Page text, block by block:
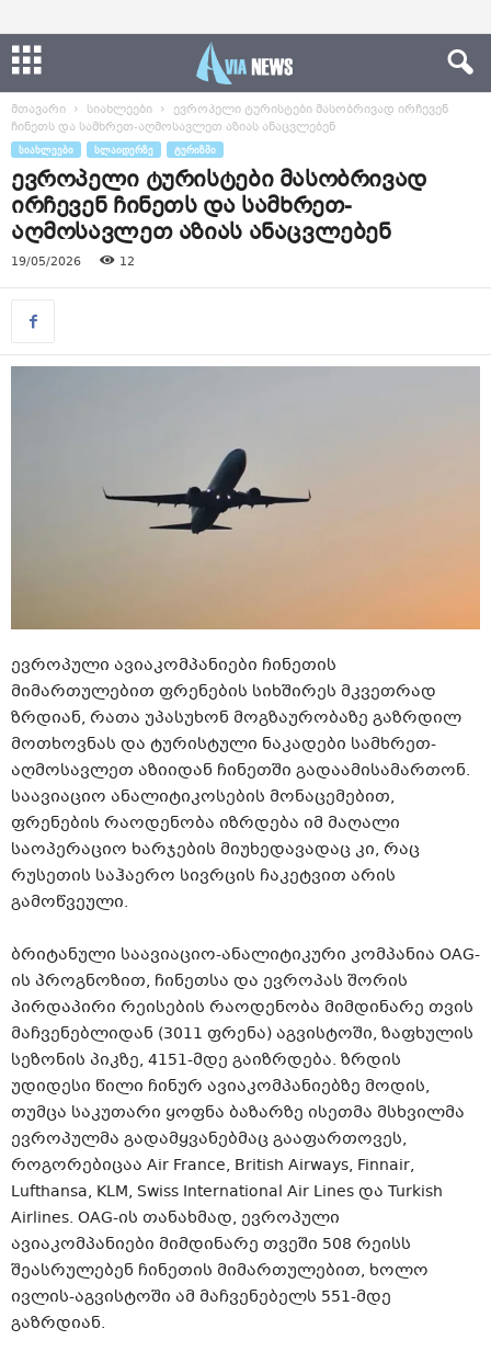
მთავარი სიახლეები
ევროპელი ტურისტები მასობრივად ირჩევენ
ჩინეთს და სამხრეთ-აღმოსავლეთ აზიას ანაცვლებენ
ᲡᲘᲐᲮᲚᲔᲔᲑᲘ ᲡᲚᲐᲘᲓᲔᲠᲖᲔ ᲢᲣᲠᲘᲖᲛᲘ
ევროპელი ტურისტები მასობრივად
ირჩევენ ჩინეთს და სამხრეთ-
აღმოსავლეთ აზიას ანაცვლებენ
19/05/2026 12
ევროპული ავიაკომპანიები ჩინეთის
მიმართულებით ფრენების სიხშირეს მკვეთრად
ზრდიან, რათა უპასუხონ მოგზაურობაზე გაზრდილ
მოთხოვნას და ტურისტული ნაკადები სამხრეთ-
აღმოსავლეთ აზიიდან ჩინეთში გადაამისამართონ.
საავიაციო ანალიტიკოსების მონაცემებით,
ფრენების რაოდენობა იზრდება იმ მაღალი
საოპერაციო ხარჯების მიუხედავადაც კი, რაც
რუსეთის საჰაერო სივრცის ჩაკეტვით არის
გამოწვეული.
ბრიტანული საავიაციო-ანალიტიკური კომპანია OAG-
ის პროგნოზით, ჩინეთსა და ევროპას შორის
პირდაპირი რეისების რაოდენობა მიმდინარე თვის
მაჩვენებლიდან (3011 ფრენა) აგვისტოში, ზაფხულის
სეზონის პიკზე, 4151-მდე გაიზრდება. ზრდის
უდიდესი წილი ჩინურ ავიაკომპანიებზე მოდის,
თუმცა საკუთარი ყოფნა ბაზარზე ისეთმა მსხვილმა
ევროპულმა გადამყვანებმაც გააფართოვეს,
როგორებიცაა Air France, British Airways, Finnair,
Lufthansa, KLM, Swiss International Air Lines და Turkish
Airlines. OAG-ის თანახმად, ევროპული
ავიაკომპანიები მიმდინარე თვეში 508 რეისს
შეასრულებენ ჩინეთის მიმართულებით, ხოლო
ივლის-აგვისტოში ამ მაჩვენებელს 551-მდე
გაზრდიან.